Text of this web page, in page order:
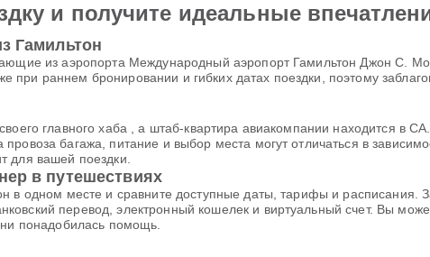
и получите идеальные
Гамильтон
из аэропорта Международный аэропорт Гамильтон Джон С.
при раннем бронировании и гибких датах поездки, поэтому
главного хаба , а штаб-квартира авиакомпании находится в
багажа, питание и выбор места могут отличаться в
для вашей поездки.
в путешествиях
в одном месте и сравните доступные даты, тарифы и расписания.
перевод, электронный кошелек и виртуальный счет. Вы
понадобилась помощь.